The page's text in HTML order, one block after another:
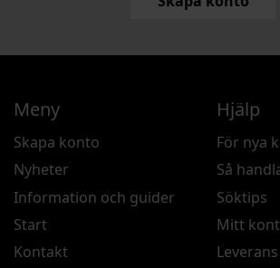
Meny
Skapa konto
Nyheter
Information och guider
Start
Kontakt
Hjälp
För nya
Så
Söktips
Mitt
Leverans